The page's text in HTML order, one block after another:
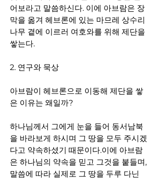
어보라고 말씀하신다. 이에 아브람은 장
막을 옮겨 헤브론에 있는 마므레 상수리
나무 곁에 이르러 여호와를 위해 제단을
쌓는다.
2. 연구와 묵상
아브람이 헤브론으로 이동해 제단을 쌓
은 이유는 왜일까?
하나님께서 그에게 눈을 들어 동서남북
을 바라보게 하시며 그 땅을 모두 주시겠
다고 약속하셨기 때문이다.이에 아브람
은 하나님의 약속을 믿고 그것을 붙들며,
말씀에 따라 실제로 그 땅을 두루 다닌